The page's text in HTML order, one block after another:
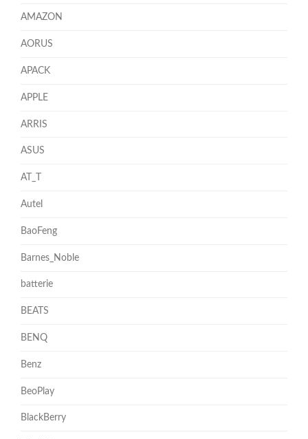
AMAZON
AORUS
APACK
APPLE
ARRIS
ASUS
AT_T
Autel
BaoFeng
Barnes_Noble
batterie
BEATS
BENQ
Benz
BeoPlay
BlackBerry